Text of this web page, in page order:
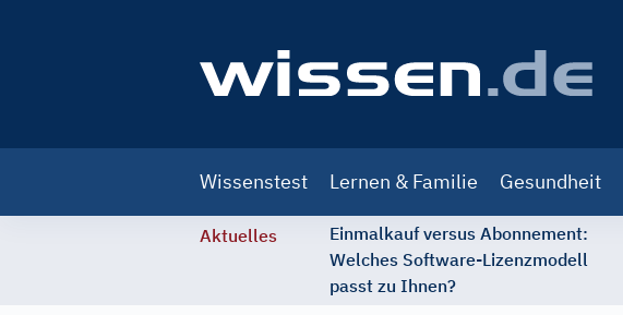
navigation
Wissenstest Lernen & Familie Gesundheit
Aktuelles
Einmalkauf versus Abonnement:
Welches Software-Lizenzmodell
passt zu Ihnen?